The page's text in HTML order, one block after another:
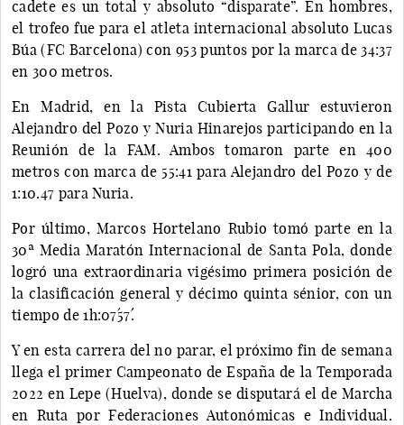
cadete es un total y absoluto “disparate”. En hombres,
el trofeo fue para el atleta internacional absoluto Lucas
Búa (FC Barcelona) con 953 puntos por la marca de 34:37
en 300 metros.
En Madrid, en la Pista Cubierta Gallur estuvieron
Alejandro del Pozo y Nuria Hinarejos participando en la
Reunión de la FAM. Ambos tomaron parte en 400
metros con marca de 55:41 para Alejandro del Pozo y de
1:10.47 para Nuria.
Por último, Marcos Hortelano Rubio tomó parte en la
30ª Media Maratón Internacional de Santa Pola, donde
logró una extraordinaria vigésimo primera posición de
la clasificación general y décimo quinta sénior, con un
tiempo de 1h:07´57´´.
Y en esta carrera del no parar, el próximo fin de semana
llega el primer Campeonato de España de la Temporada
2022 en Lepe (Huelva), donde se disputará el de Marcha
en Ruta por Federaciones Autonómicas e Individual.